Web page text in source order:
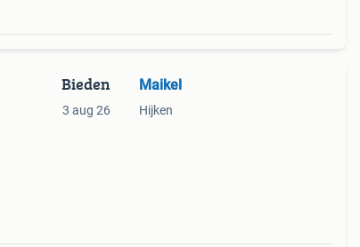
Bieden
3 aug 26
Maikel
Hijken